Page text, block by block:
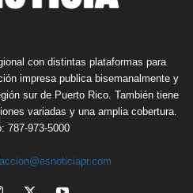
con distintas plataformas para
impresa publica bisemanalmente y
sur de Puerto Rico. También tiene
variadas y una amplia cobertura.
787-973-5000